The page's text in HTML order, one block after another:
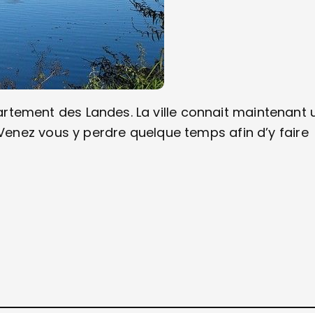
des Landes. La ville connait maintenant
vous y perdre quelque temps afin d’y faire